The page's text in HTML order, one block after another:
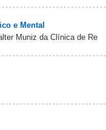
e Mental
Muniz da Clínica de Re